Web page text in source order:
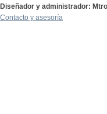
Diseñador y administrador:
Contacto y asesoría